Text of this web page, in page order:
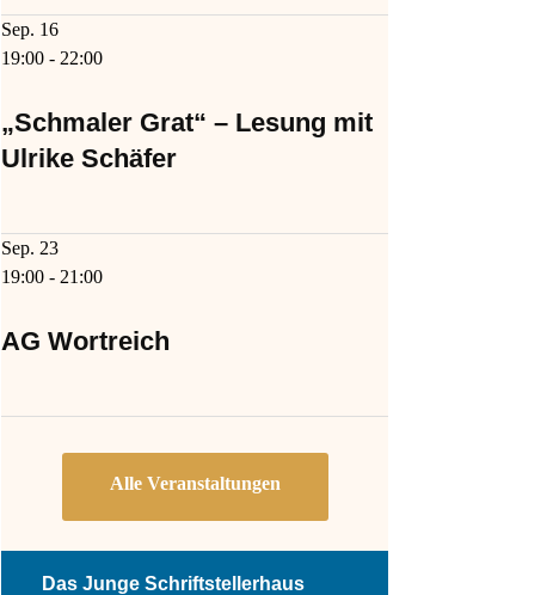
Sep. 16
19:00 - 22:00
„Schmaler Grat“ – Lesung mit
Ulrike Schäfer
Sep. 23
19:00 - 21:00
AG Wortreich
Das Junge Schriftstellerhaus